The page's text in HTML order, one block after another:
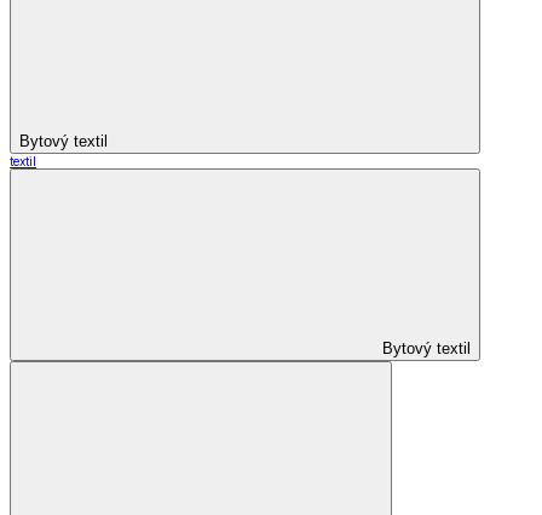
Bytový textil
textil
Bytový textil